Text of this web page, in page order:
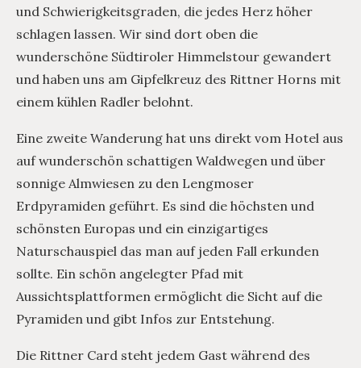
und Schwierigkeitsgraden, die jedes Herz höher
schlagen lassen. Wir sind dort oben die
wunderschöne Südtiroler Himmelstour gewandert
und haben uns am Gipfelkreuz des Rittner Horns mit
einem kühlen Radler belohnt.
Eine zweite Wanderung hat uns direkt vom Hotel aus
auf wunderschön schattigen Waldwegen und über
sonnige Almwiesen zu den Lengmoser
Erdpyramiden geführt. Es sind die höchsten und
schönsten Europas und ein einzigartiges
Naturschauspiel das man auf jeden Fall erkunden
sollte. Ein schön angelegter Pfad mit
Aussichtsplattformen ermöglicht die Sicht auf die
Pyramiden und gibt Infos zur Entstehung.
Die Rittner Card steht jedem Gast während des